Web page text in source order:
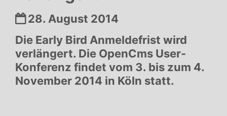
Datum:
28. August 2014
Die Early Bird Anmeldefrist wird
verlängert. Die OpenCms User-
Konferenz findet vom 3. bis zum 4.
November 2014 in Köln statt.